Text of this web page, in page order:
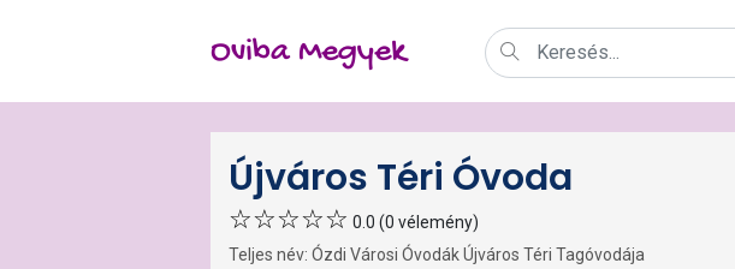
Oviba Megyek
Újváros Téri Óvoda
0.0 (0 vélemény)
Teljes név: Ózdi Városi Óvodák Újváros Téri Tagóvodája